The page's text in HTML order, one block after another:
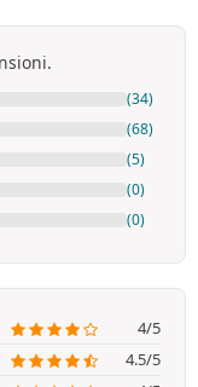
(34)
(68)
(5)
(0)
(0)
4/5
4.5/5